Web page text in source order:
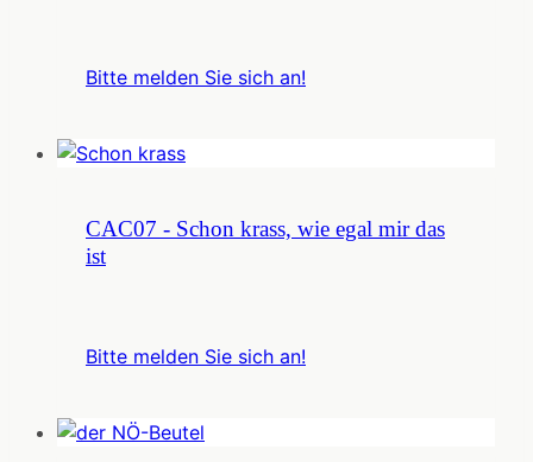
Bitte melden Sie sich an!
CAC07 - Schon krass, wie egal mir das
ist
Bitte melden Sie sich an!